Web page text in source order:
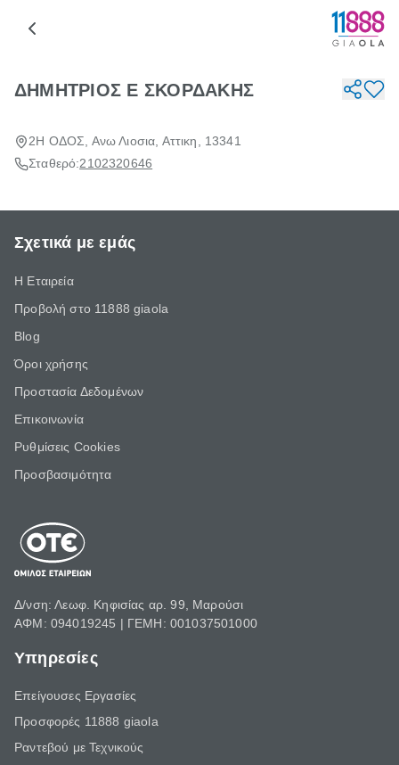
ΔΗΜΗΤΡΙΟΣ Ε ΣΚΟΡΔΑΚΗΣ
2Η ΟΔΟΣ, Ανω Λιοσια, Αττικη, 13341
Σταθερό:2102320646
Σχετικά με εμάς
Η Εταιρεία
Προβολή στο 11888 giaola
Blog
Όροι χρήσης
Προστασία Δεδομένων
Επικοινωνία
Ρυθμίσεις Cookies
Προσβασιμότητα
Δ/νση: Λεωφ. Κηφισίας αρ. 99, Μαρούσι
ΑΦΜ: 094019245 | ΓΕΜΗ: 001037501000
Υπηρεσίες
Επείγουσες Εργασίες
Προσφορές 11888 giaola
Ραντεβού με Τεχνικούς